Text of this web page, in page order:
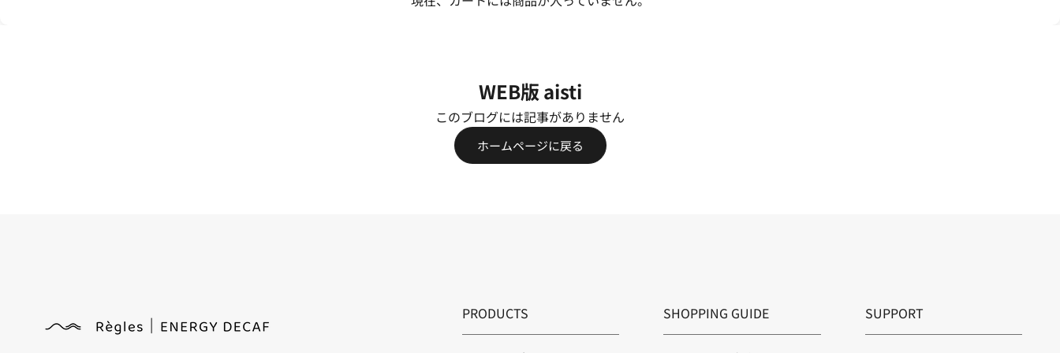
WEB版 aisti
このブログには記事がありません
ホームページに戻る
PRODUCTS SHOPPING GUIDE SUPPORT